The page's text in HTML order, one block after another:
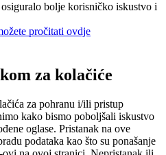
bolje korisničko iskustvo i
pročitati ovdje
za kolačiće
za pohranu i/ili pristup
kako bismo poboljšali iskustvo
oglase. Pristanak na ove
podataka kao što su ponašanje